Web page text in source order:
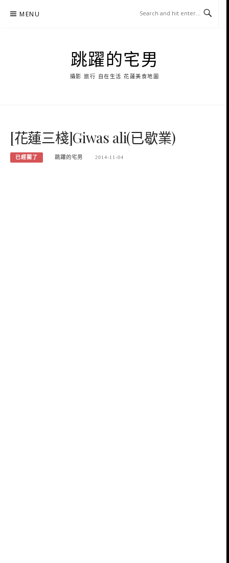
MENU
跳躍的宅男
攝影 旅行 自在生活 花蓮美食地圖
[花蓮三棧]Giwas ali(已歇業)
已經關了 跳躍的宅男 2014-11-04